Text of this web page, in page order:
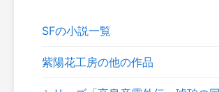
SFの小説一覧
紫陽花工房の他の作品